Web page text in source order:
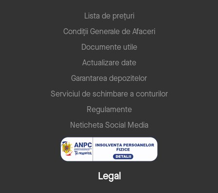
Lista de prețuri
Condiții Generale de Afaceri
Documente utile
Actualizare date
Garantarea depozitelor
Serviciul de schimbare a conturilor
Regulamente
Neticheta Social Media
Legal